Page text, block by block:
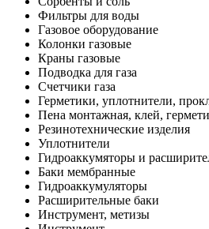
Фильтры для воды
Газовое оборудование
Колонки газовые
Краны газовые
Подводка для газа
Счетчики газа
Герметики, уплотнители,
Пена монтажная, клей,
Резинотехнические изделия
Уплотнители
Гидроаккумяторы и
Баки мембранные
Гидроаккумуляторы
Расширительные баки
Инструмент, метизы